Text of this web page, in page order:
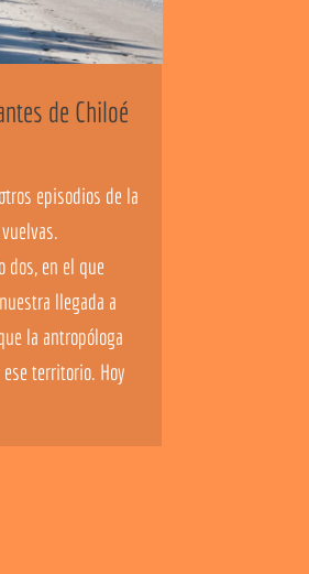
de Chiloé
episodios de la
dos, en el que
llegada a
la antropóloga
territorio. Hoy